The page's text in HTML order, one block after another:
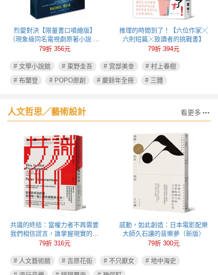
烈愛對決【限量書口噴繪版】
（現象級同名電視劇原著小說 全
球冰球羅曼史狂潮代表作）
79折 356元
推理的時間到了！【六位作家╳
六則短篇╳致讀者的挑戰書】
79折 394元
# 文學小說館 # 東野圭吾 # 宮部美幸
# 村上春樹
# 布蘭登
# POPO原創 # 慶餘年全冊 # 三體
人文哲思╱藝術設計 看更多
共識的終結：當權力者不再需要
我們相信謊言，誰掌握現實的定
義權，誰就能操控政治
79折 316元
感動，如此創造：日本電影配樂
大師久石讓的音樂夢（新版）
79折 300元
# 人文藝術館 # 吉原花街 # 不只厭女
# 地中海史